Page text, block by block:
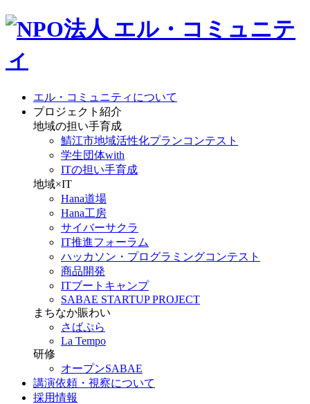
エル・コミュニティについて
プロジェクト紹介
地域の担い手育成
鯖江市地域活性化プランコンテスト
学生団体with
ITの担い手育成
地域×IT
Hana道場
Hana工房
サイバーサクラ
IT推進フォーラム
ハッカソン・プログラミングコンテスト
商品開発
ITブートキャンプ
SABAE STARTUP PROJECT
まちなか賑わい
さばぷら
La Tempo
研修
オープンSABAE
講演依頼・視察について
採用情報